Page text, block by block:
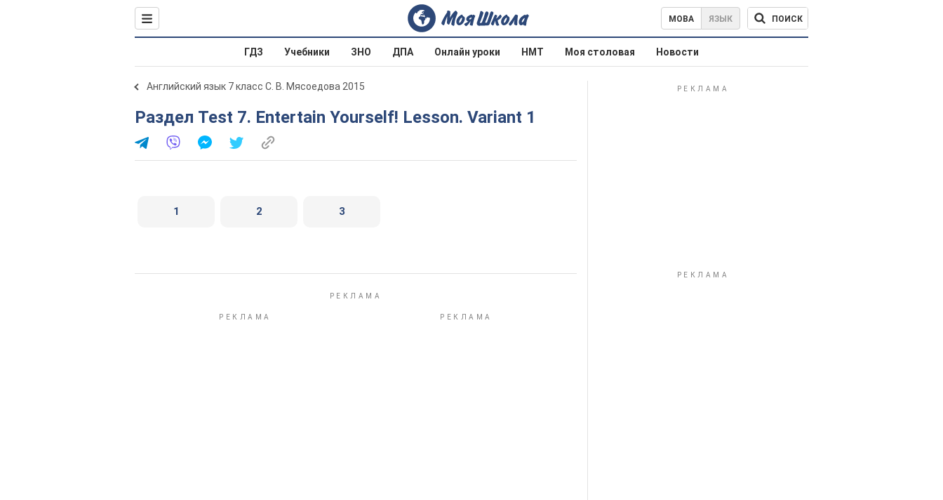
МОВА ЯЗЫК ПОИСК
ГДЗ Учебники ЗНО ДПА Онлайн уроки НМТ Моя столовая Новости
Английский язык 7 класс С. В. Мясоедова 2015
Раздел Test 7. Entertain Yourself! Lesson. Variant 1
1 2 3